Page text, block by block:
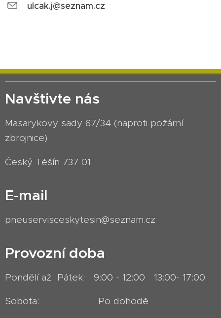
ulcak.j@seznam.cz
Navštivte nás
Masarykovy sady 67/34 (naproti požární
zbrojnice)
Český Těšín 737 01
E-mail
pneuservisceskytesin@seznam.cz
Provozní doba
Pondělí až Pátek: 9:00 - 12:00 13:00- 17:00
Sobota: Po dohodě